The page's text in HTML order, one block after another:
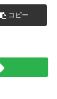
コピー